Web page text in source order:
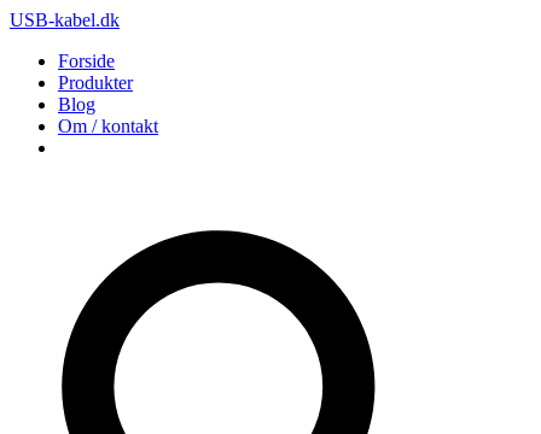
USB-kabel.dk
Forside
Produkter
Blog
Om / kontakt